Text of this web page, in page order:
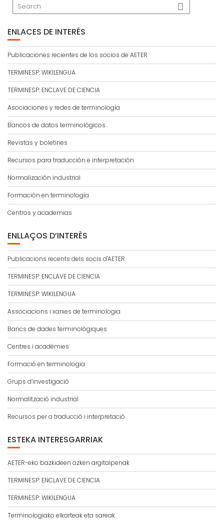
ENLACES DE INTERÉS
Publicaciones recientes de los socios de AETER
TERMINESP: WIKILENGUA
TERMINESP: ENCLAVE DE CIENCIA
Asociaciones y redes de terminología
Bancos de datos terminológicos
Revistas y boletines
Recursos para traducción e interpretación
Normalización industrial
Formación en terminología
Centros y academias
ENLLAÇOS D’INTERÈS
Publicacions recents dels socis d'AETER
TERMINESP: ENCLAVE DE CIENCIA
TERMINESP: WIKILENGUA
Associacions i xarxes de terminologia
Bancs de dades terminològiques
Centres i acadèmies
Formació en terminologia
Grups d’investigació
Normalització industrial
Recursos per a traducció i interpretació
ESTEKA INTERESGARRIAK
AETER-eko bazkideen azken argitalpenak
TERMINESP: ENCLAVE DE CIENCIA
TERMINESP: WIKILENGUA
Terminologiako elkarteak eta sareak